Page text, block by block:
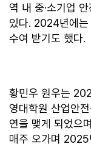
역 내 중·소기업
있다. 2024년에는
수여 받기도 했다.
황민우 원우는
영대학원 산업안
연을 맺게 되었으
매주 오가며